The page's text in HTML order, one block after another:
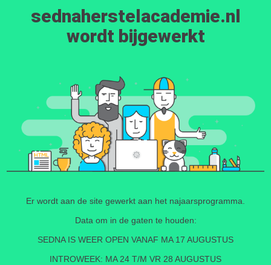
sednaherstelacademie.nl
wordt bijgewerkt
Er wordt aan de site gewerkt aan het najaarsprogramma.
Data om in de gaten te houden:
SEDNA IS WEER OPEN VANAF MA 17 AUGUSTUS
INTROWEEK: MA 24 T/M VR 28 AUGUSTUS